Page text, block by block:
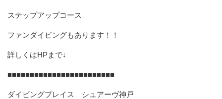
ステップアップコース
ファンダイビングもあります！！
詳しくはHPまで↓
■■■■■■■■■■■■■■■■■■■■■■■■
ダイビングプレイス シュアーヴ神戸